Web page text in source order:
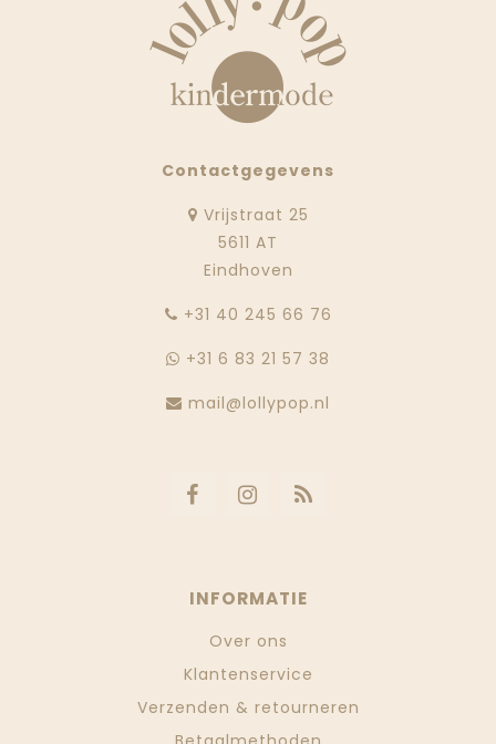
Contactgegevens
Vrijstraat 25
5611 AT
Eindhoven
‭+31 40 245 66 76
+31 6 83 21 57 38
mail@lollypop.nl
INFORMATIE
Over ons
Klantenservice
Verzenden & retourneren